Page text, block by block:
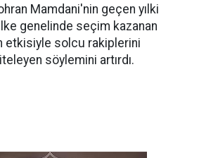
Mamdani'nin geçen yılki
genelinde seçim kazanan
etkisiyle solcu rakiplerini
söylemini artırdı.